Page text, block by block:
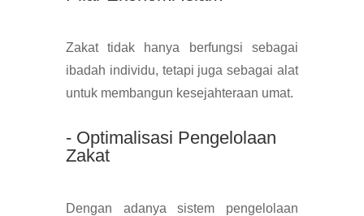
Zakat tidak hanya berfungsi sebagai
ibadah individu, tetapi juga sebagai alat
untuk membangun kesejahteraan umat.
- Optimalisasi Pengelolaan
Zakat
Dengan adanya sistem pengelolaan